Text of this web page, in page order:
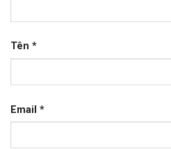
Tên *
Email *